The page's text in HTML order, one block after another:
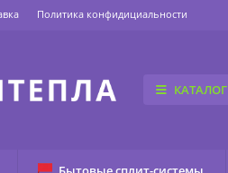
Политика конфидициальности
КАТАЛОГ